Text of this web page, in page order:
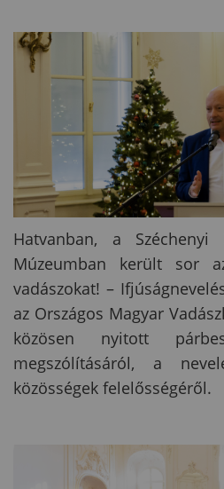
Hatvanban, a Széchenyi
Múzeumban került sor
vadászokat! –
az Országos Magyar
közösen nyitott
megszólításáról, a
közösségek felelősségéről.